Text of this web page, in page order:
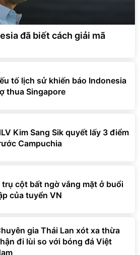
đã biết cách giải mã
tố lịch sử khiến báo Indonesia
thua Singapore
Kim Sang Sik quyết lấy 3 điểm
Campuchia
trụ cột bất ngờ vắng mặt ở buổi
của tuyển VN
gia Thái Lan xót xa thừa
đi lùi so với bóng đá Việt